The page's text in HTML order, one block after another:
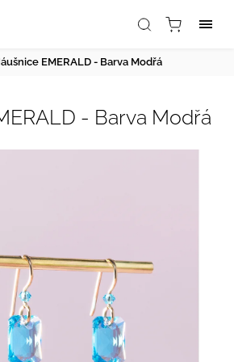
EMERALD - Barva Modřá
- Barva Modřá